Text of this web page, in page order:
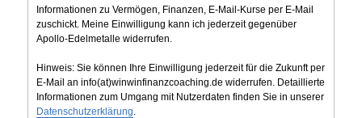
Informationen zu Vermögen, Finanzen, E-Mail-Kurse per E-Mail
zuschickt. Meine Einwilligung kann ich jederzeit gegenüber
Apollo-Edelmetalle widerrufen.
Hinweis: Sie können Ihre Einwilligung jederzeit für die Zukunft per
E-Mail an info(at)winwinfinanzcoaching.de widerrufen. Detaillierte
Informationen zum Umgang mit Nutzerdaten finden Sie in unserer
Datenschutzerklärung.